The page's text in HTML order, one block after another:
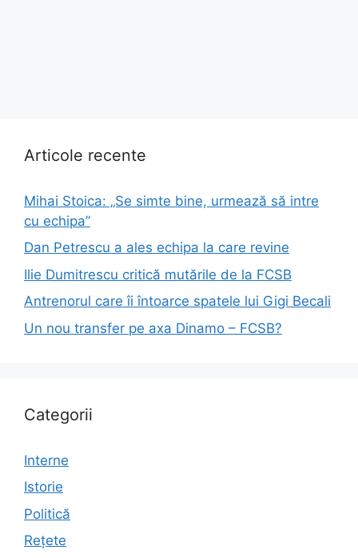
Articole recente
Mihai Stoica: „Se simte bine, urmează să intre
cu echipa”
Dan Petrescu a ales echipa la care revine
Ilie Dumitrescu critică mutările de la FCSB
Antrenorul care îi întoarce spatele lui Gigi Becali
Un nou transfer pe axa Dinamo – FCSB?
Categorii
Interne
Istorie
Politică
Rețete